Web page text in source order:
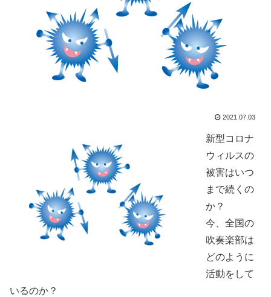
2021.07.03
新型コロナ
ウィルスの
被害はいつ
まで続くの
か？
今、全国の
吹奏楽部は
どのように
活動をして
いるのか？